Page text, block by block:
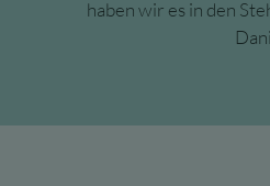
haben wir es in den